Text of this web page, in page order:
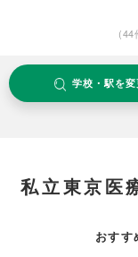
(44
学校・駅を変
私立東京医
おすす